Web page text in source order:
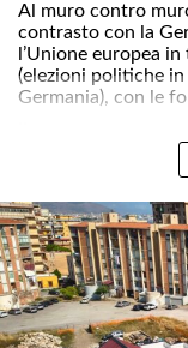
Al muro contro
contrasto con la
l’Unione europea
(elezioni politiche in
Germania), con le